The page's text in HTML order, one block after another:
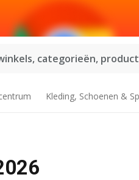
categorieën,
Kleding, Schoenen &